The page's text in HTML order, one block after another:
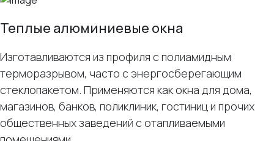
Теплые алюминиевые окна
Изготавливаются из профиля с полиамидным
терморазрывом, часто с энергосберегающим
стеклопакетом. Применяются как окна для дома,
магазинов, банков, поликлиник, гостиниц и прочих
общественных заведений с отапливаемыми